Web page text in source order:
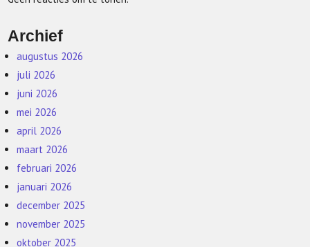
Archief
augustus 2026
juli 2026
juni 2026
mei 2026
april 2026
maart 2026
februari 2026
januari 2026
december 2025
november 2025
oktober 2025